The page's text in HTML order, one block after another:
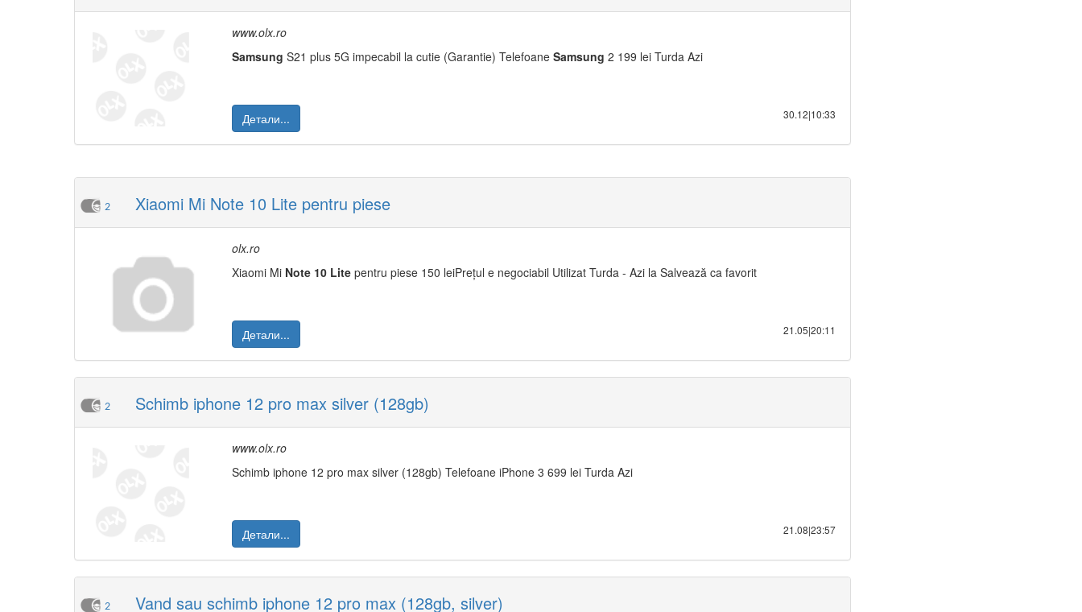
www.olx.ro
Samsung S21 plus 5G impecabil la cutie (Garantie) Telefoane Samsung 2 199 lei Turda Azi
Детали... 30.12|10:33
2 Xiaomi Mi Note 10 Lite pentru piese
olx.ro
Xiaomi Mi Note 10 Lite pentru piese 150 leiPrețul e negociabil Utilizat Turda - Azi la Salvează ca favorit
Детали... 21.05|20:11
2 Schimb iphone 12 pro max silver (128gb)
www.olx.ro
Schimb iphone 12 pro max silver (128gb) Telefoane iPhone 3 699 lei Turda Azi
Детали... 21.08|23:57
2 Vand sau schimb iphone 12 pro max (128gb, silver)